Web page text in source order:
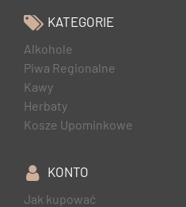
KATEGORIE
Alkohole
Piwa Regionalne
Kawy
Herbaty
Kosze Upominkowe
KONTO
Jak kupować